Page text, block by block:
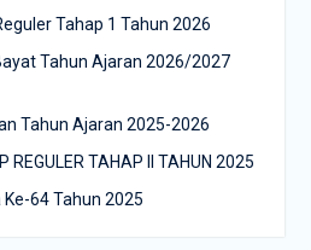
Tahap 1 Tahun 2026
Tahun Ajaran 2026/2027
Tahun Ajaran 2025-2026
REGULER TAHAP II TAHUN 2025
64 Tahun 2025